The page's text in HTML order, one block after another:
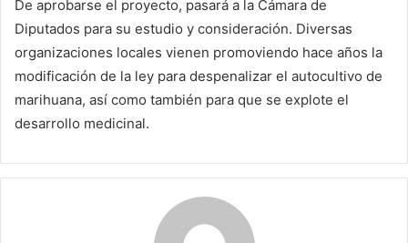
De aprobarse el proyecto, pasará a la Cámara de
Diputados para su estudio y consideración. Diversas
organizaciones locales vienen promoviendo hace años la
modificación de la ley para despenalizar el autocultivo de
marihuana, así como también para que se explote el
desarrollo medicinal.